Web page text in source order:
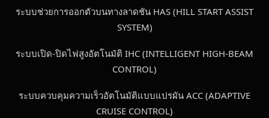
ระบบช่วยการออกตัวบนทางลาดชัน HAS (HILL START ASSIST
SYSTEM)
ระบบเปิด-ปิดไฟสูงอัตโนมัติ IHC (INTELLIGENT HIGH-BEAM
CONTROL)
ระบบควบคุมความเร็วอัตโนมัติแบบแปรผัน ACC (ADAPTIVE
CRUISE CONTROL)